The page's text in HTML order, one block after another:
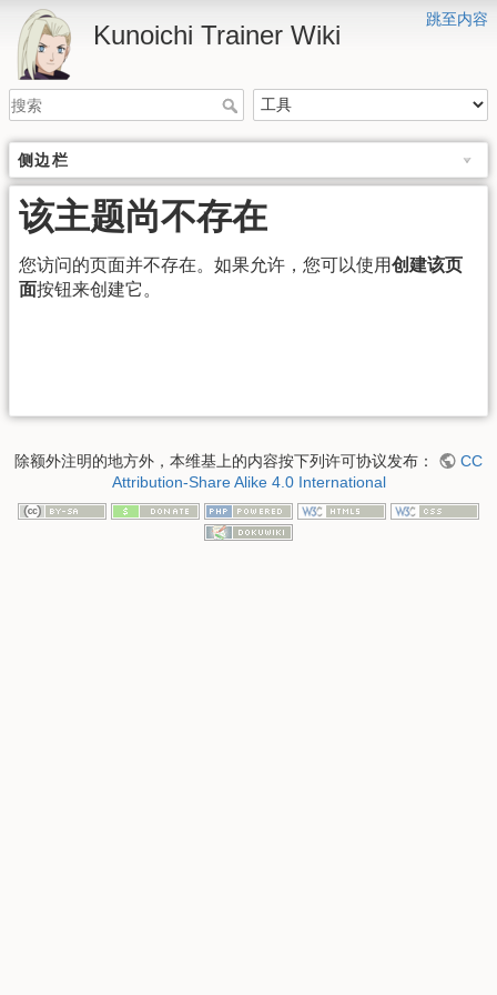
跳至内容
Kunoichi Trainer Wiki
侧边栏
该主题尚不存在
您访问的页面并不存在。如果允许，您可以使用创建该页
面按钮来创建它。
除额外注明的地方外，本维基上的内容按下列许可协议发布：
CC
Attribution-Share Alike 4.0 International